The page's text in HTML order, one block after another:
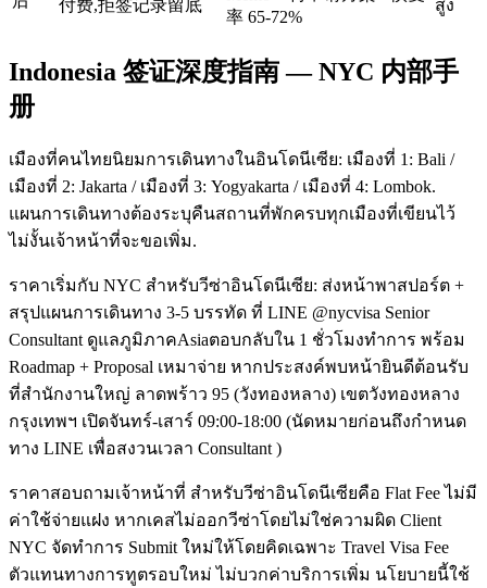
付费,拒签记录留底
率 65-72%
สูง
Indonesia 签证深度指南 — NYC 内部手
册
เมืองที่คนไทยนิยมการเดินทางในอินโดนีเซีย: เมืองที่ 1: Bali /
เมืองที่ 2: Jakarta / เมืองที่ 3: Yogyakarta / เมืองที่ 4: Lombok.
แผนการเดินทางต้องระบุคืนสถานที่พักครบทุกเมืองที่เขียนไว้
ไม่งั้นเจ้าหน้าที่จะขอเพิ่ม.
ราคาเริ่มกับ NYC สำหรับวีซ่าอินโดนีเซีย: ส่งหน้าพาสปอร์ต +
สรุปแผนการเดินทาง 3-5 บรรทัด ที่ LINE @nycvisa Senior
Consultant ดูแลภูมิภาคAsiaตอบกลับใน 1 ชั่วโมงทำการ พร้อม
Roadmap + Proposal เหมาจ่าย หากประสงค์พบหน้ายินดีต้อนรับ
ที่สำนักงานใหญ่ ลาดพร้าว 95 (วังทองหลาง) เขตวังทองหลาง
กรุงเทพฯ เปิดจันทร์-เสาร์ 09:00-18:00 (นัดหมายก่อนถึงกำหนด
ทาง LINE เพื่อสงวนเวลา Consultant )
ราคาสอบถามเจ้าหน้าที่ สำหรับวีซ่าอินโดนีเซียคือ Flat Fee ไม่มี
ค่าใช้จ่ายแฝง หากเคสไม่ออกวีซ่าโดยไม่ใช่ความผิด Client
NYC จัดทำการ Submit ใหม่ให้โดยคิดเฉพาะ Travel Visa Fee
ตัวแทนทางการทูตรอบใหม่ ไม่บวกค่าบริการเพิ่ม นโยบายนี้ใช้